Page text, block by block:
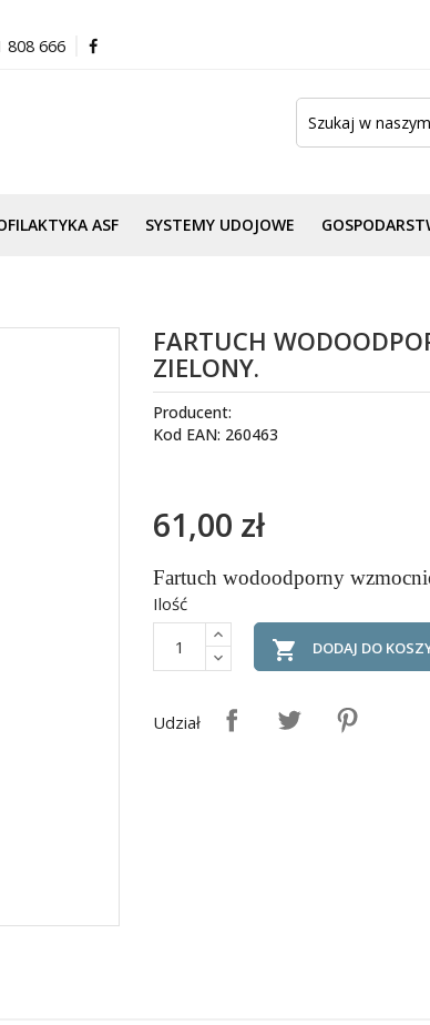
808 666
ASF SYSTEMY UDOJOWE
FARTUCH
ZIELONY.
Producent:
Kod EAN: 260463
61,00 zł
Fartuch wodoodporny
Ilość
 DODAJ DO
Udział